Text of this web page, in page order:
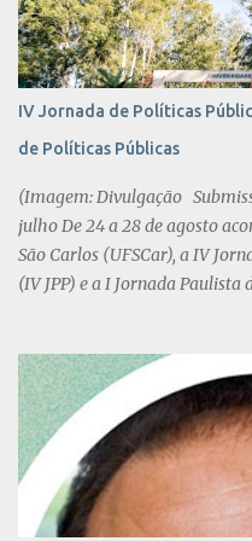
IV Jornada de Políticas
de Políticas Públicas
(Imagem: Divulgação
julho De 24 a 28 de agosto
São Carlos (UFSCar), a IV
(IV JPP) e a I Jornada Paulista
incluindo as disputas entre
formulação e (re)adequação
também contemplam os
relação às políticas públicas
cidadania, da democracia, da
políticas públicas,